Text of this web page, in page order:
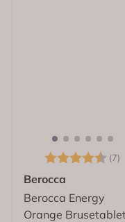
Karakter: (7)
Berocca
Berocca Energy
Orange